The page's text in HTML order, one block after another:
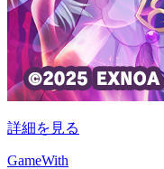
詳細を見る
GameWith